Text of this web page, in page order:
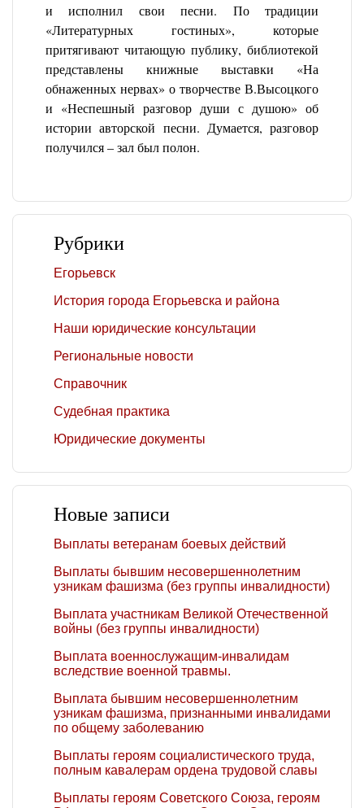
и исполнил свои песни. По традиции
«Литературных гостиных», которые
притягивают читающую публику, библиотекой
представлены книжные выставки «На
обнаженных нервах» о творчестве В.Высоцкого
и «Неспешный разговор души с душою» об
истории авторской песни. Думается, разговор
получился – зал был полон.
Рубрики
Егорьевск
История города Егорьевска и района
Наши юридические консультации
Региональные новости
Справочник
Судебная практика
Юридические документы
Новые записи
Выплаты ветеранам боевых действий
Выплаты бывшим несовершеннолетним
узникам фашизма (без группы инвалидности)
Выплата участникам Великой Отечественной
войны (без группы инвалидности)
Выплата военнослужащим-инвалидам
вследствие военной травмы.
Выплата бывшим несовершеннолетним
узникам фашизма, признанными инвалидами
по общему заболеванию
Выплаты героям социалистического труда,
полным кавалерам ордена трудовой славы
Выплаты героям Советского Союза, героям